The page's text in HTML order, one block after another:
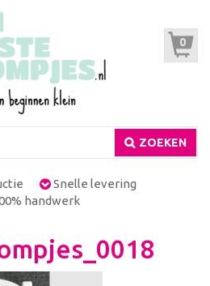
0
ZOEKEN
Snelle levering
handwerk